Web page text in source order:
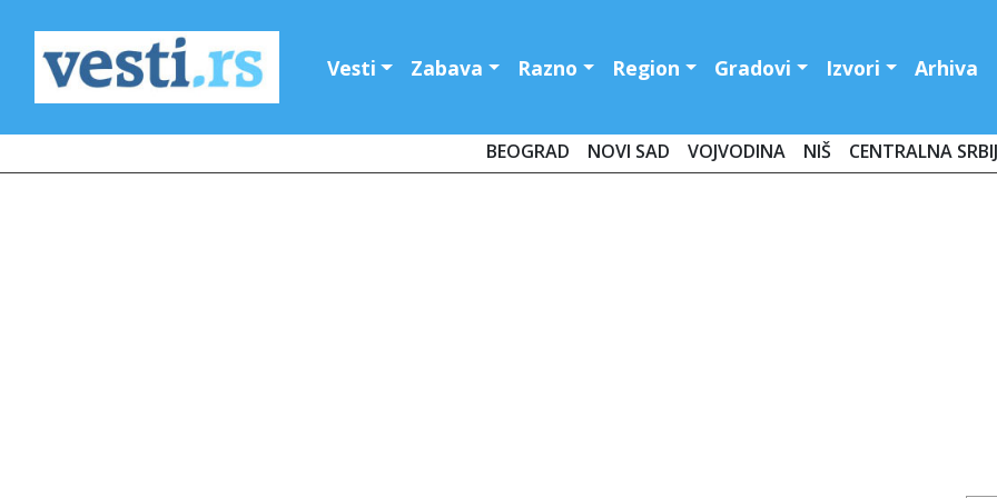
Vesti Zabava Razno Region Gradovi Izvori Arhiva
BEOGRAD NOVI SAD VOJVODINA NIŠ CENTRALNA